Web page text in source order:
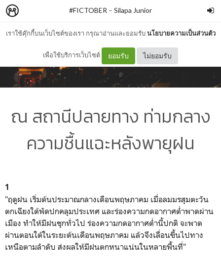
เราใช้คุ๊กกี้บนเว็บไซต์ของเรา กรุณาอ่านและยอมรับนโยบายความเป็นส่วนตัว
เพื่อใช้บริการเว็บไซต์ ยอมรับ ไม่ยอมรับ
#FICTOBER – Silapa Junior
ณ สถานีปลายทาง ท่ามกลาง
ความชื้นแฉะหลังพายุฝน
1
"ฤดูฝน เริ่มต้นประมาณกลางเดือนพฤษภาคม เมื่อลมมรสุมตะวัน
ตกเฉียงใต้พัดปกคลุมประเทศ และร่องความกดอากาศต่ำพาดผ่าน
เมือง ทำให้มีฝนชุกทั่วไป ร่องความกดอากาศต่ำนี้ปกติ จะพาด
ผ่านตอนใต้ในระยะต้นเดือนพฤษภาคม แล้วจึงเลื่อนขึ้นไปทาง
เหนือตามลำดับ ส่งผลให้มีฝนตกหนาแน่นในหลายพื้นที่"